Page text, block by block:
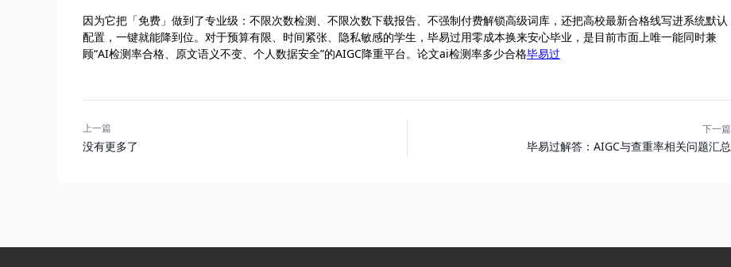
因为它把「免费」做到了专业级：不限次数检测、不限次数下载报告、不强制付费解锁高级词库，还把高校最新合格线写进系统默认
配置，一键就能降到位。对于预算有限、时间紧张、隐私敏感的学生，毕易过用零成本换来安心毕业，是目前市面上唯一能同时兼
顾“AI检测率合格、原文语义不变、个人数据安全”的AIGC降重平台。论文ai检测率多少合格毕易过
上一篇
没有更多了
下一篇
毕易过解答：AIGC与查重率相关问题汇总